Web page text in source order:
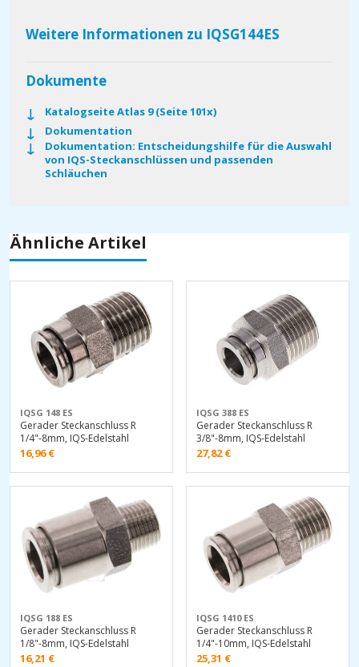
Weitere Informationen zu IQSG144ES
Dokumente
Katalogseite Atlas 9 (Seite 101x)
Dokumentation
Dokumentation: Entscheidungshilfe für die Auswahl
von IQS-Steckanschlüssen und passenden
Schläuchen
Ähnliche Artikel
IQSG 148 ES
Gerader Steckanschluss R
1/4"-8mm, IQS-Edelstahl
16,96€
IQSG 388 ES
Gerader Steckanschluss R
3/8"-8mm, IQS-Edelstahl
27,82€
IQSG 188 ES
Gerader Steckanschluss R
1/8"-8mm, IQS-Edelstahl
16,21 €
IQSG 1410 ES
Gerader Steckanschluss R
1/4"-10mm, IQS-Edelstahl
25,31 €